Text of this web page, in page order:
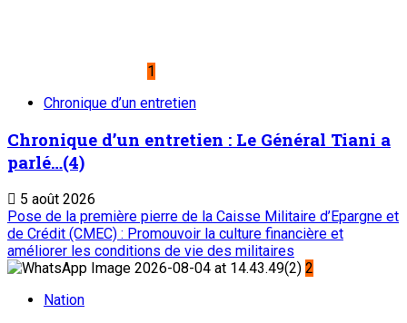
1
Chronique d’un entretien
Chronique d’un entretien : Le Général Tiani a
parlé…(4)
5 août 2026
Pose de la première pierre de la Caisse Militaire d’Epargne et
de Crédit (CMEC) : Promouvoir la culture financière et
améliorer les conditions de vie des militaires
2
Nation